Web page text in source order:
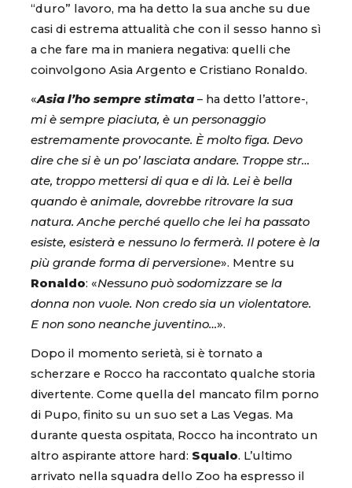
“duro” lavoro, ma ha detto la sua anche su due
casi di estrema attualità che con il sesso hanno sì
a che fare ma in maniera negativa: quelli che
coinvolgono Asia Argento e Cristiano Ronaldo.
«Asia l’ho sempre stimata– ha detto l’attore-,
mi è sempre piaciuta, è un personaggio
estremamente provocante. È molto figa. Devo
dire che si è un po’ lasciata andare. Troppe str…
ate, troppo mettersi di qua e di là. Lei è bella
quando è animale, dovrebbe ritrovare la sua
natura. Anche perché quello che lei ha passato
esiste, esisterà e nessuno lo fermerà. Il potere è la
più grande forma di perversione». Mentre su
Ronaldo: «Nessuno può sodomizzare se la
donna non vuole. Non credo sia un violentatore.
E non sono neanche juventino…».
Dopo il momento serietà, si è tornato a
scherzare e Rocco ha raccontato qualche storia
divertente. Come quella del mancato film porno
di Pupo, finito su un suo set a Las Vegas. Ma
durante questa ospitata, Rocco ha incontrato un
altro aspirante attore hard: Squalo. L’ultimo
arrivato nella squadra dello Zoo ha espresso il